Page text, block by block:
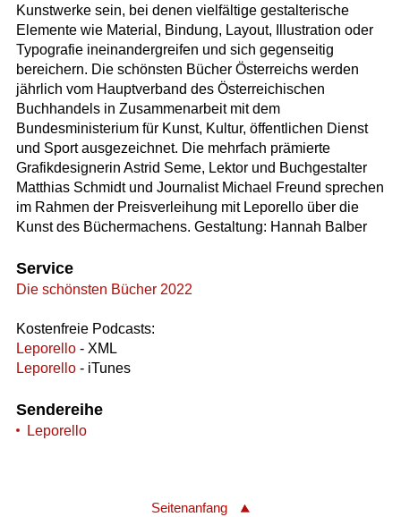
Kunstwerke sein, bei denen vielfältige gestalterische
Elemente wie Material, Bindung, Layout, Illustration oder
Typografie ineinandergreifen und sich gegenseitig
bereichern. Die schönsten Bücher Österreichs werden
jährlich vom Hauptverband des Österreichischen
Buchhandels in Zusammenarbeit mit dem
Bundesministerium für Kunst, Kultur, öffentlichen Dienst
und Sport ausgezeichnet. Die mehrfach prämierte
Grafikdesignerin Astrid Seme, Lektor und Buchgestalter
Matthias Schmidt und Journalist Michael Freund sprechen
im Rahmen der Preisverleihung mit Leporello über die
Kunst des Büchermachens. Gestaltung: Hannah Balber
Service
Die schönsten Bücher 2022
Kostenfreie Podcasts:
Leporello- XML
Leporello- iTunes
Sendereihe
Leporello
Seitenanfang